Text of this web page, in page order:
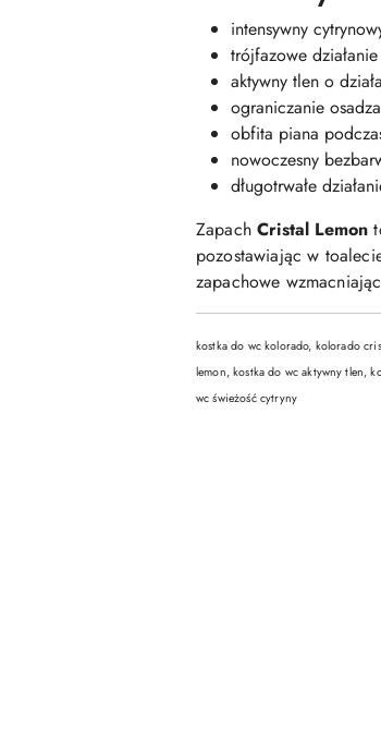
intensywny
trójfazowe działanie
aktywny tlen o
ograniczanie
obfita piana
nowoczesny
długotrwałe
ZapachCristal Lemon
pozostawiając w
zapachowe
kostka do wc kolorado, kolorado
lemon, kostka do wc aktywny tlen,
wc świeżość cytryny